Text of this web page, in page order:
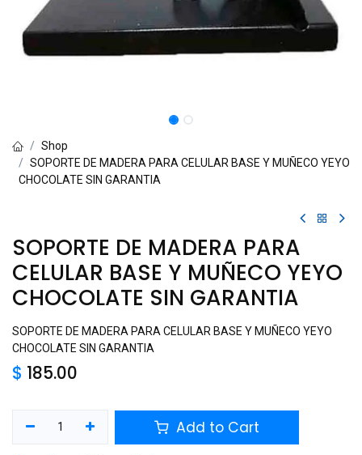
Shop
SOPORTE DE MADERA PARA CELULAR BASE Y MUÑECO YEYO
CHOCOLATE SIN GARANTIA
SOPORTE DE MADERA PARA
CELULAR BASE Y MUÑECO YEYO
CHOCOLATE SIN GARANTIA
SOPORTE DE MADERA PARA CELULAR BASE Y MUÑECO YEYO
CHOCOLATE SIN GARANTIA
$ 185.00
Add to Cart